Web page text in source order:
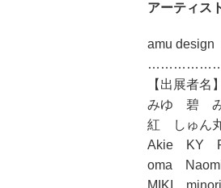
アーティス
amu design
【出展者名】
みゆ 碧
紅 しゅん
Akie KY
oma
MIKI